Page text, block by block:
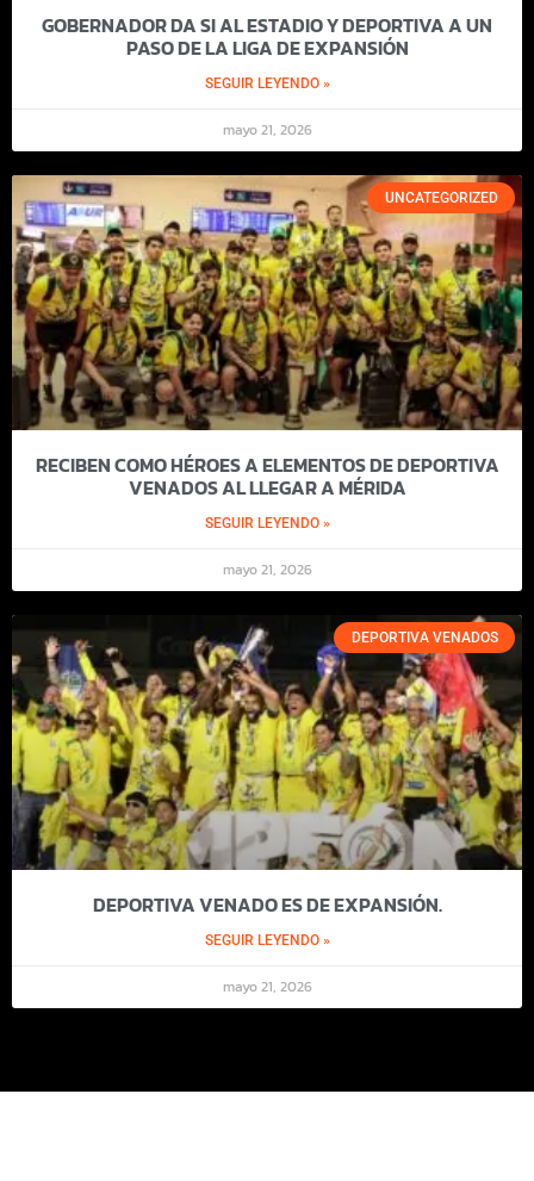
GOBERNADOR DA SI AL ESTADIO Y DEPORTIVA A UN
PASO DE LA LIGA DE EXPANSIÓN
SEGUIR LEYENDO »
mayo 21, 2026
UNCATEGORIZED
RECIBEN COMO HÉROES A ELEMENTOS DE DEPORTIVA
VENADOS AL LLEGAR A MÉRIDA
SEGUIR LEYENDO »
mayo 21, 2026
DEPORTIVA VENADOS
DEPORTIVA VENADO ES DE EXPANSIÓN.
SEGUIR LEYENDO »
mayo 21, 2026